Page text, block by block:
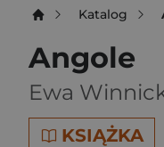
Katalog
Angole
Ewa
KSIĄŻKA